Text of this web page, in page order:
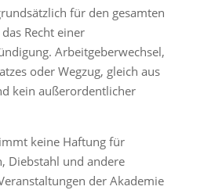
für den gesamten
Recht einer
Arbeitgeberwechsel,
oder Wegzug, gleich aus
kein außerordentlicher
keine Haftung für
Diebstahl und andere
der Akademie